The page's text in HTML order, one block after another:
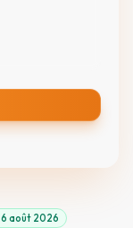
6 août 2026